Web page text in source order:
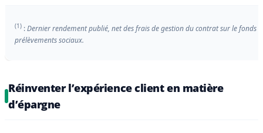
(1) :Dernier rendement publié, net des frais de gestion du contrat sur le fonds
prélèvements sociaux.
Réinventer l’expérience client en matière
d’épargne